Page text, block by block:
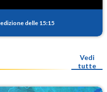
edizione delle 15:15
Vedi
tutte